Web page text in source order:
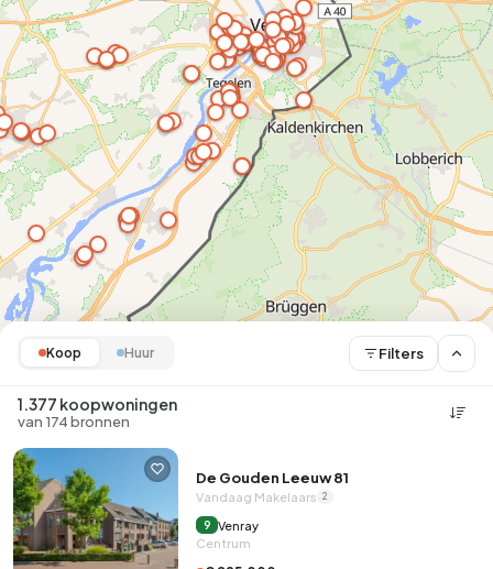
Koop Huur Filters
1.377 koopwoningen
van 174 bronnen
De Gouden Leeuw 81
Vandaag Makelaars 2
9 Venray
Centrum